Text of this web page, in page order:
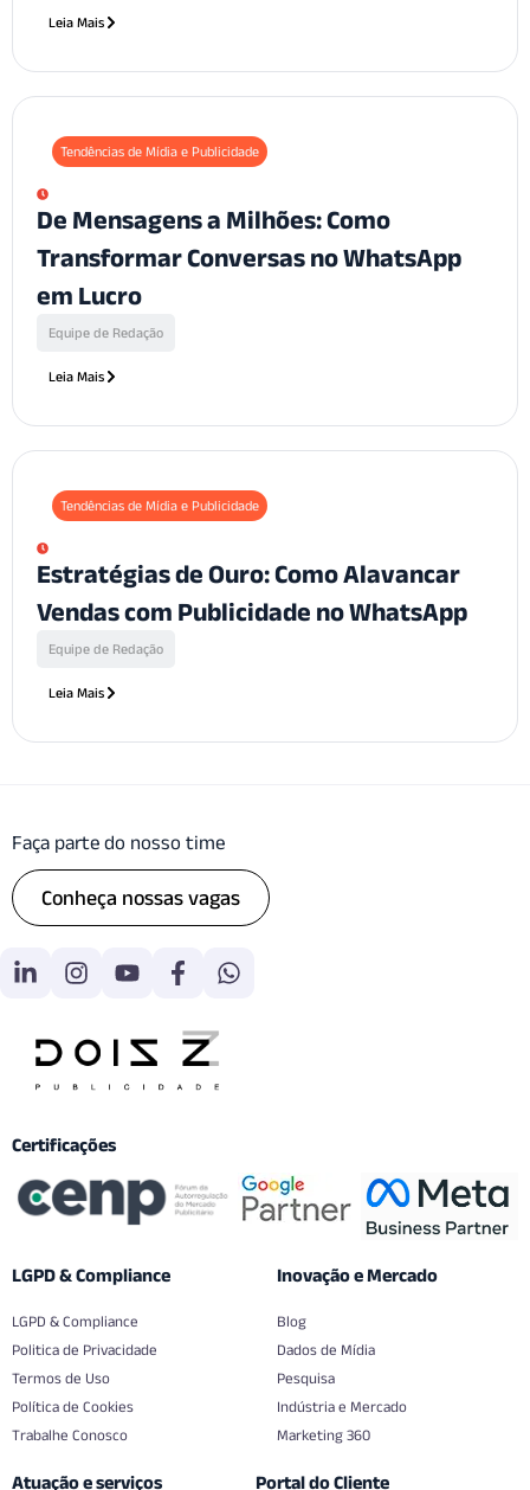
Leia Mais
Tendências de Mídia e Publicidade
De Mensagens a Milhões: Como
Transformar Conversas no WhatsApp
em Lucro
Equipe de Redação
Leia Mais
Tendências de Mídia e Publicidade
Estratégias de Ouro: Como Alavancar
Vendas com Publicidade no WhatsApp
Equipe de Redação
Leia Mais
Faça parte do nosso time
Conheça nossas vagas
Certificações
LGPD & Compliance
LGPD & Compliance
Politica de Privacidade
Termos de Uso
Política de Cookies
Trabalhe Conosco
Inovação e Mercado
Blog
Dados de Mídia
Pesquisa
Indústria e Mercado
Marketing 360
Atuação e serviços Portal do Cliente